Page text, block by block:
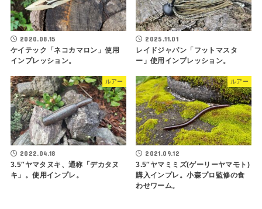
2020.08.15
ケイテック「ネコカマロン」使用
インプレッション。
2025.11.01
レイドジャパン「フットマスタ
ー」使用インプレッション。
ルアー
2022.04.18
3.5″ヤマタヌキ、通称「デカタヌ
キ」。使用インプレ。
ルアー
2021.09.12
3.5″ヤマミミズ(ゲーリーヤマモト)
購入インプレ。小森プロ監修の食
わせワーム。